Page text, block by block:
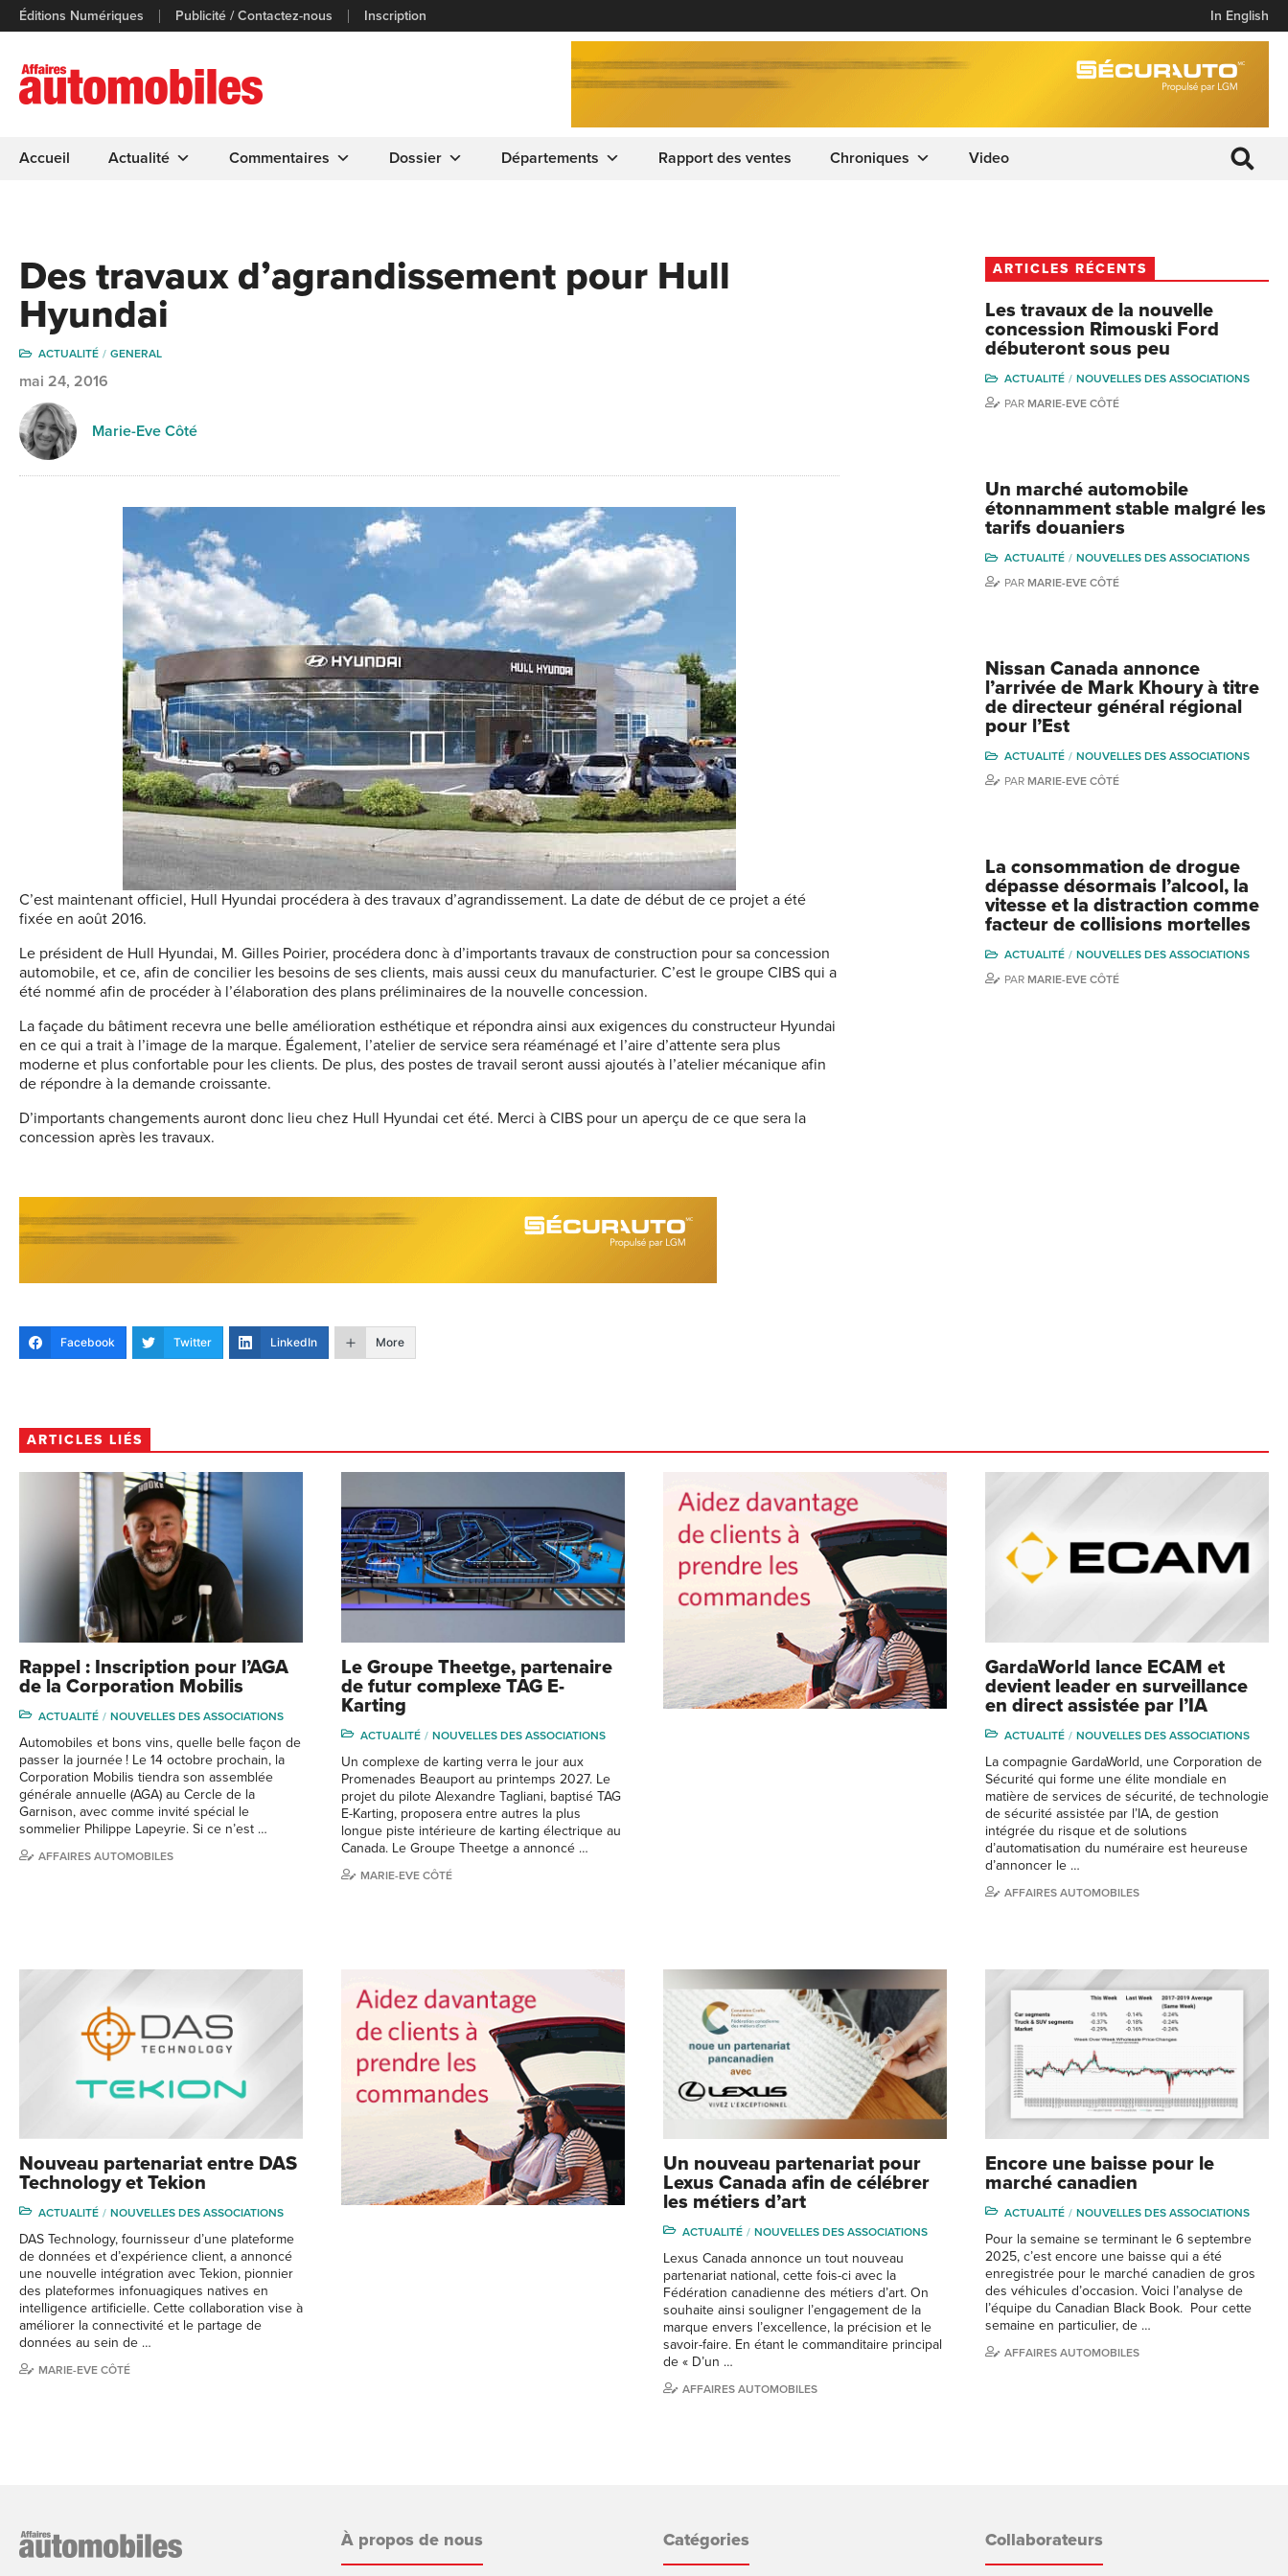
Éditions Numériques Publicité / Contactez-nous Inscription In English
Accueil Actualité Commentaires Dossier Départements Rapport des ventes Chroniques Video
Des travaux d’agrandissement pour Hull
Hyundai
ACTUALITÉ GENERAL
mai 24, 2016
Marie-Eve Côté
C’est maintenant officiel, Hull Hyundai procédera à des travaux d’agrandissement. La date de début de ce projet a été
fixée en août 2016.
Le président de Hull Hyundai, M. Gilles Poirier, procédera donc à d’importants travaux de construction pour sa concession
automobile, et ce, afin de concilier les besoins de ses clients, mais aussi ceux du manufacturier. C’est le groupe CIBS qui a
été nommé afin de procéder à l’élaboration des plans préliminaires de la nouvelle concession.
La façade du bâtiment recevra une belle amélioration esthétique et répondra ainsi aux exigences du constructeur Hyundai
en ce qui a trait à l’image de la marque. Également, l’atelier de service sera réaménagé et l’aire d’attente sera plus
moderne et plus confortable pour les clients. De plus, des postes de travail seront aussi ajoutés à l’atelier mécanique afin
de répondre à la demande croissante.
D’importants changements auront donc lieu chez Hull Hyundai cet été. Merci à CIBS pour un aperçu de ce que sera la
concession après les travaux.
Facebook Twitter LinkedIn More
ARTICLES RÉCENTS
Les travaux de la nouvelle
concession Rimouski Ford
débuteront sous peu
ACTUALITÉ
NOUVELLES DES ASSOCIATIONS
PAR MARIE-EVE CÔTÉ
Un marché automobile
étonnamment stable malgré les
tarifs douaniers
ACTUALITÉ
NOUVELLES DES ASSOCIATIONS
PAR MARIE-EVE CÔTÉ
Nissan Canada annonce
l’arrivée de Mark Khoury à titre
de directeur général régional
pour l’Est
ACTUALITÉ
NOUVELLES DES ASSOCIATIONS
PAR MARIE-EVE CÔTÉ
La consommation de drogue
dépasse désormais l’alcool, la
vitesse et la distraction comme
facteur de collisions mortelles
ACTUALITÉ
NOUVELLES DES ASSOCIATIONS
PAR MARIE-EVE CÔTÉ
ARTICLES LIÉS
Rappel : Inscription pour l’AGA
de la Corporation Mobilis
ACTUALITÉ NOUVELLES DES ASSOCIATIONS
Automobiles et bons vins, quelle belle façon de
passer la journée ! Le 14 octobre prochain, la
Corporation Mobilis tiendra son assemblée
générale annuelle (AGA) au Cercle de la
Garnison, avec comme invité spécial le
sommelier Philippe Lapeyrie. Si ce n’est …
AFFAIRES AUTOMOBILES
Le Groupe Theetge, partenaire
de futur complexe TAG E-
Karting
ACTUALITÉ NOUVELLES DES ASSOCIATIONS
Un complexe de karting verra le jour aux
Promenades Beauport au printemps 2027. Le
projet du pilote Alexandre Tagliani, baptisé TAG
E-Karting, proposera entre autres la plus
longue piste intérieure de karting électrique au
Canada. Le Groupe Theetge a annoncé …
MARIE-EVE CÔTÉ
GardaWorld lance ECAM et
devient leader en surveillance
en direct assistée par l’IA
ACTUALITÉ NOUVELLES DES ASSOCIATIONS
La compagnie GardaWorld, une Corporation de
Sécurité qui forme une élite mondiale en
matière de services de sécurité, de technologie
de sécurité assistée par l’IA, de gestion
intégrée du risque et de solutions
d’automatisation du numéraire est heureuse
d’annoncer le …
AFFAIRES AUTOMOBILES
Nouveau partenariat entre DAS
Technology et Tekion
ACTUALITÉ NOUVELLES DES ASSOCIATIONS
DAS Technology, fournisseur d’une plateforme
de données et d’expérience client, a annoncé
une nouvelle intégration avec Tekion, pionnier
des plateformes infonuagiques natives en
intelligence artificielle. Cette collaboration vise à
améliorer la connectivité et le partage de
données au sein de …
MARIE-EVE CÔTÉ
Un nouveau partenariat pour
Lexus Canada afin de célébrer
les métiers d’art
ACTUALITÉ NOUVELLES DES ASSOCIATIONS
Lexus Canada annonce un tout nouveau
partenariat national, cette fois-ci avec la
Fédération canadienne des métiers d’art. On
souhaite ainsi souligner l’engagement de la
marque envers l’excellence, la précision et le
savoir-faire. En étant le commanditaire principal
de « D’un …
AFFAIRES AUTOMOBILES
Encore une baisse pour le
marché canadien
ACTUALITÉ NOUVELLES DES ASSOCIATIONS
Pour la semaine se terminant le 6 septembre
2025, c’est encore une baisse qui a été
enregistrée pour le marché canadien de gros
des véhicules d’occasion. Voici l’analyse de
l’équipe du Canadian Black Book. Pour cette
semaine en particulier, de …
AFFAIRES AUTOMOBILES
À propos de nous Catégories Collaborateurs